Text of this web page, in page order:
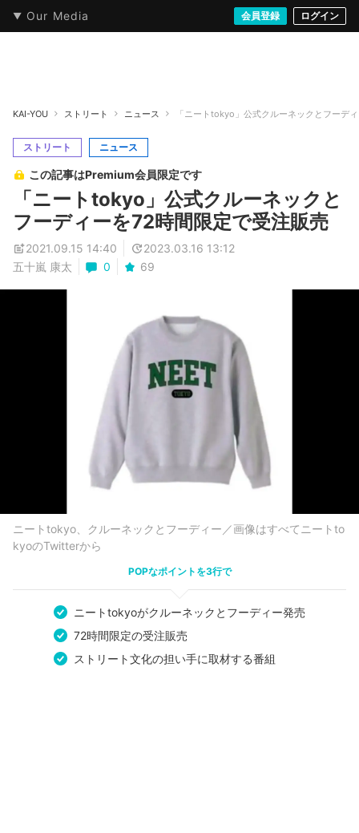
Our Media 会員登録 ログイン
本・文芸 情報化社会 音楽・映像 ゲームストリート
KAI-YOU ストリート ニュース 「ニートtokyo」公式クルーネックとフーデ
ストリート ニュース
この記事はPremium会員限定です
「ニートtokyo」公式クルーネックと
フーディーを72時間限定で受注販売
2021.09.15 14:40
2023.03.16 13:12
五十嵐 康太
0 69
ニートtokyo、クルーネックとフーディー／画像はすべてニートto
kyoのTwitterから
POPなポイントを3行で
ニートtokyoがクルーネックとフーディー発売
72時間限定の受注販売
ストリート文化の担い手に取材する番組